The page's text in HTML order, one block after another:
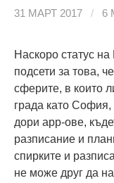
31 МАРТ 2017 / 6
Наскоро статус
подсети за това,
сферите, в които
града като
дори app-ове,
разписание и
спирките и
не може друг да